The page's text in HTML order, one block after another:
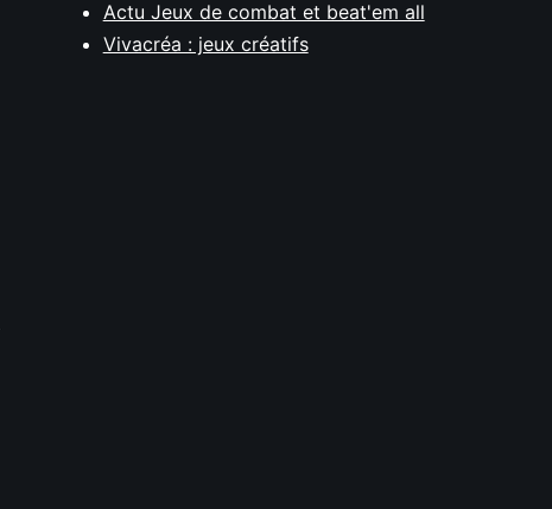
Actu Jeux de combat et beat'em all
Vivacréa : jeux créatifs